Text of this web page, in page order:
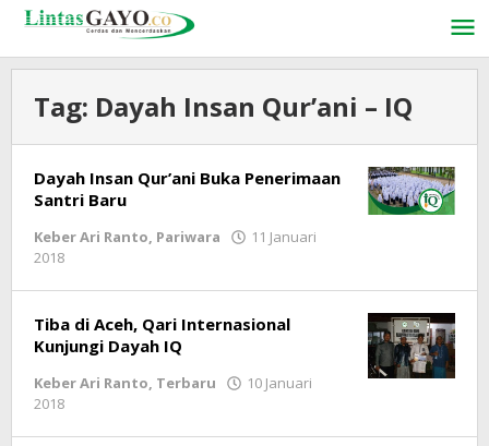
Lewati
konten
Tag: Dayah Insan Qur’ani – IQ
Dayah Insan Qur’ani Buka Penerimaan
Santri Baru
Keber Ari Ranto, Pariwara
11 Januari
2018
Tiba di Aceh, Qari Internasional
Kunjungi Dayah IQ
Keber Ari Ranto, Terbaru
10 Januari
2018